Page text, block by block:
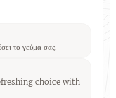
το γεύμα σας.
choice with